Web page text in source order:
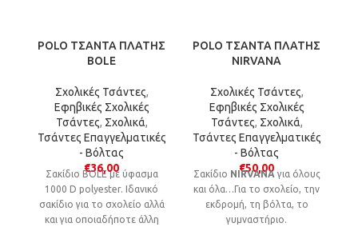
POLO ΤΣΑΝΤΑ ΠΛΑΤΗΣ
BOLE
Σχολικές Τσάντες,
Εφηβικές Σχολικές
Τσάντες, Σχολικά,
Τσάντες Επαγγελματικές
- Βόλτας
€36,00
Σακίδιο BOLE με ύφασμα
1000 D polyester. Ιδανικό
σακίδιο για το σχολείο αλλά
και για οποιαδήποτε άλλη
POLO ΤΣΑΝΤΑ ΠΛΑΤΗΣ
NIRVANA
Σχολικές Τσάντες,
Εφηβικές Σχολικές
Τσάντες, Σχολικά,
Τσάντες Επαγγελματικές
- Βόλτας
€50,00
Σακίδιο NIRVANA για όλους
και όλα…Για το σχολείο, την
εκδρομή, τη βόλτα, το
γυμναστήριο.